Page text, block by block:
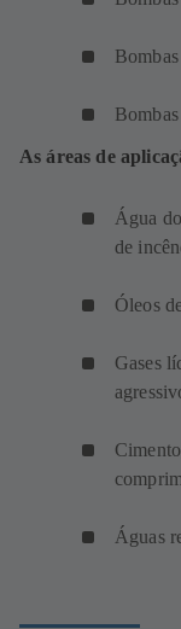
As áreas de
Água
de
Óleos
Gases
Águas